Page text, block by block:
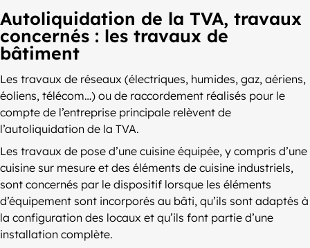
Autoliquidation de la TVA, travaux
concernés : les travaux de
bâtiment
Les travaux de réseaux (électriques, humides, gaz, aériens,
éoliens, télécom…) ou de raccordement réalisés pour le
compte de l’entreprise principale relèvent de
l’autoliquidation de la TVA.
Les travaux de pose d’une cuisine équipée, y compris d’une
cuisine sur mesure et des éléments de cuisine industriels,
sont concernés par le dispositif lorsque les éléments
d’équipement sont incorporés au bâti, qu’ils sont adaptés à
la configuration des locaux et qu’ils font partie d’une
installation complète.